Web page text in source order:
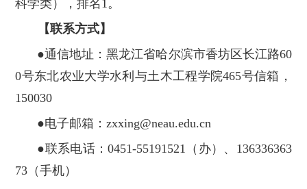
科学类），排名1。
【联系方式】
●通信地址：黑龙江省哈尔滨市香坊区长江路60
0号东北农业大学水利与土木工程学院465号信箱，
150030
●电子邮箱：zxxing@neau.edu.cn
●联系电话：0451-55191521（办）、136336363
73（手机）